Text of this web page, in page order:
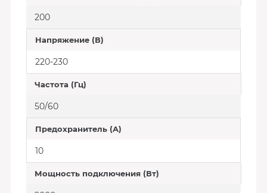
200
Напряжение (В)
220-230
Частота (Гц)
50/60
Предохранитель (A)
10
Мощность подключения (Вт)